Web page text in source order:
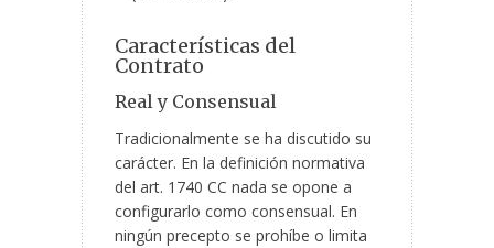
Características del
Contrato
Real y Consensual
Tradicionalmente se ha discutido su
carácter. En la definición normativa
del art. 1740 CC nada se opone a
configurarlo como consensual. En
ningún precepto se prohíbe o limita